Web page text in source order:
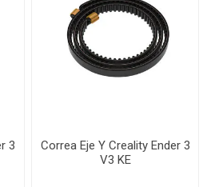
3
Correa Eje Y Creality Ender 3
V3 KE